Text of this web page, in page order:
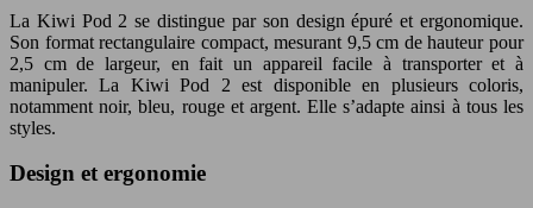
La Kiwi Pod 2 se distingue par son design épuré et ergonomique.
Son format rectangulaire compact, mesurant 9,5 cm de hauteur pour
2,5 cm de largeur, en fait un appareil facile à transporter et à
manipuler. La Kiwi Pod 2 est disponible en plusieurs coloris,
notamment noir, bleu, rouge et argent. Elle s’adapte ainsi à tous les
styles.
Design et ergonomie